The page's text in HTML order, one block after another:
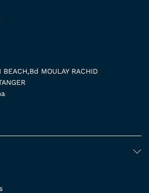
BEACH,Bd MOULAY RACHID